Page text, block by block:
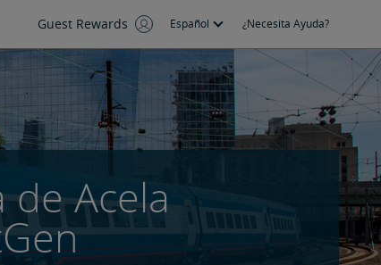
Guest Rewards Español ¿Necesita Ayuda?
de Acela